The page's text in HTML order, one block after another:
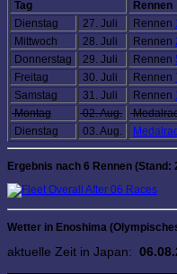
Tag Rennen
Dienstag
27. Juli Rennen
Mittwoch
28. Juli Rennen
Donnerstag
29. Juli Rennen
Freitag
30. Juli Rennen
Samstag
31. Juli Rennen
Montag
02. Aug.
Dienstag
03. Aug.
Ergebnis nach 6 Rennen (Stand:
Wetter in Enoshima
aktuelle Zeit in Japan: